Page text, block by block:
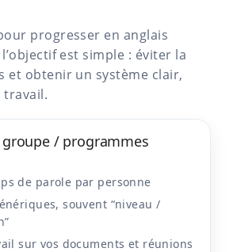
progresser en anglais
est simple : éviter la
et obtenir un système clair,
travail.
/ programmes
de parole par personne
souvent “niveau /
sur vos documents et réunions